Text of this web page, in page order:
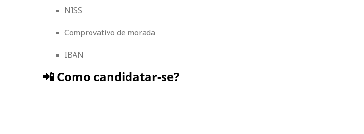
NISS
Comprovativo de morada
IBAN
📲 Como candidatar-se?